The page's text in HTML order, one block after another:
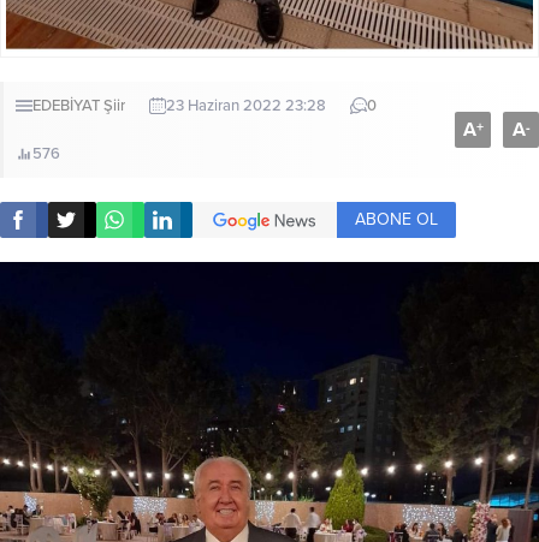
EDEBİYATŞiir 23 Haziran 2022 23:28 0
576
A+ A-
ABONE OL